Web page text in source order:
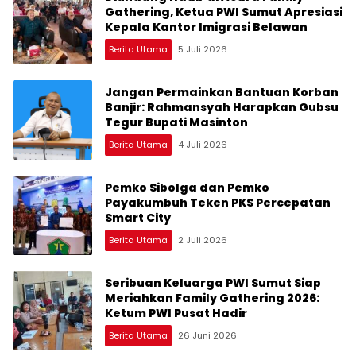
Gathering, Ketua PWI Sumut Apresiasi
Kepala Kantor Imigrasi Belawan
Berita Utama 5 Juli 2026
Jangan Permainkan Bantuan Korban
Banjir: Rahmansyah Harapkan Gubsu
Tegur Bupati Masinton
Berita Utama 4 Juli 2026
Pemko Sibolga dan Pemko
Payakumbuh Teken PKS Percepatan
Smart City
Berita Utama 2 Juli 2026
Seribuan Keluarga PWI Sumut Siap
Meriahkan Family Gathering 2026:
Ketum PWI Pusat Hadir
Berita Utama 26 Juni 2026